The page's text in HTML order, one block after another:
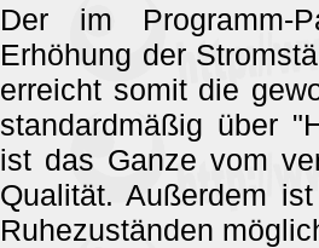
Der im Programm-
Erhöhung der
erreicht somit die
standardmäßig über
ist das Ganze vom
Qualität. Außerdem
Ruhezuständen